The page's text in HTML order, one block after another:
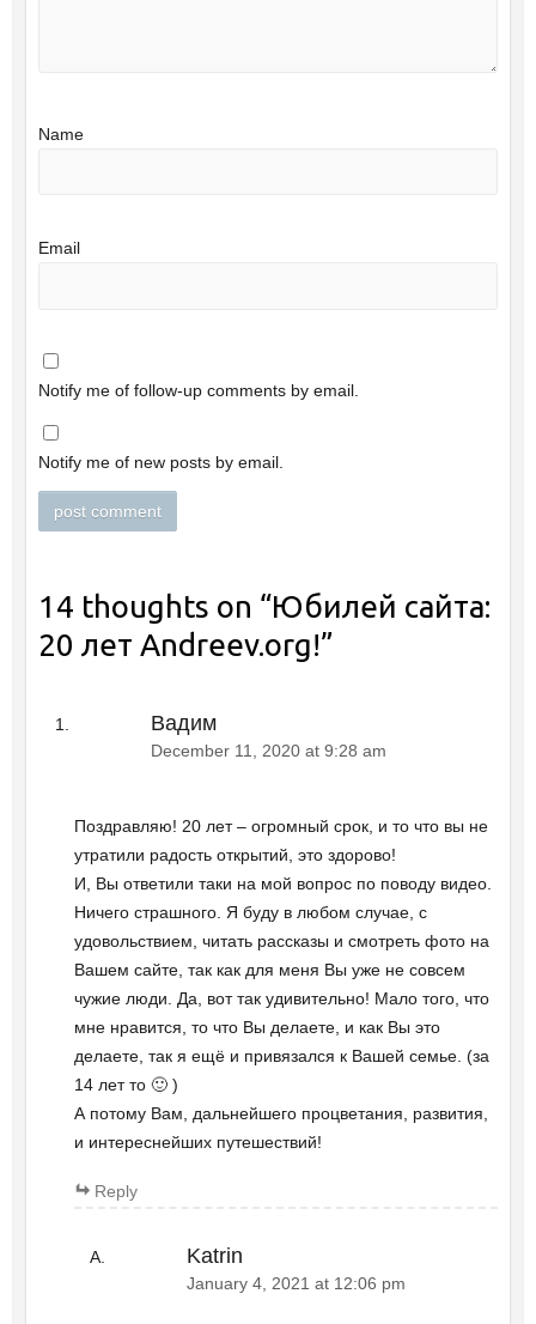
Name
Email
Notify me of follow-up comments by email.
Notify me of new posts by email.
14 thoughts on “Юбилей сайта:
20 лет Andreev.org!”
Вадим
December 11, 2020 at 9:28 am
Поздравляю! 20 лет – огромный срок, и то что вы не
утратили радость открытий, это здорово!
И, Вы ответили таки на мой вопрос по поводу видео.
Ничего страшного. Я буду в любом случае, с
удовольствием, читать рассказы и смотреть фото на
Вашем сайте, так как для меня Вы уже не совсем
чужие люди. Да, вот так удивительно! Мало того, что
мне нравится, то что Вы делаете, и как Вы это
делаете, так я ещё и привязался к Вашей семье. (за
14 лет то 🙂 )
А потому Вам, дальнейшего процветания, развития,
и интереснейших путешествий!
Reply
Katrin
January 4, 2021 at 12:06 pm